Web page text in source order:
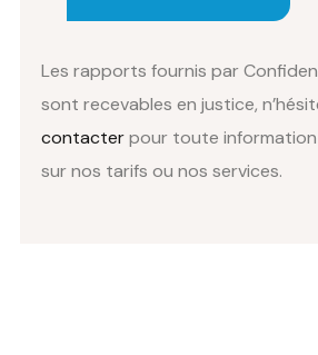
Les rapports fournis par
sont recevables en justice,
contacterpour toute
sur nos tarifs ou nos services.